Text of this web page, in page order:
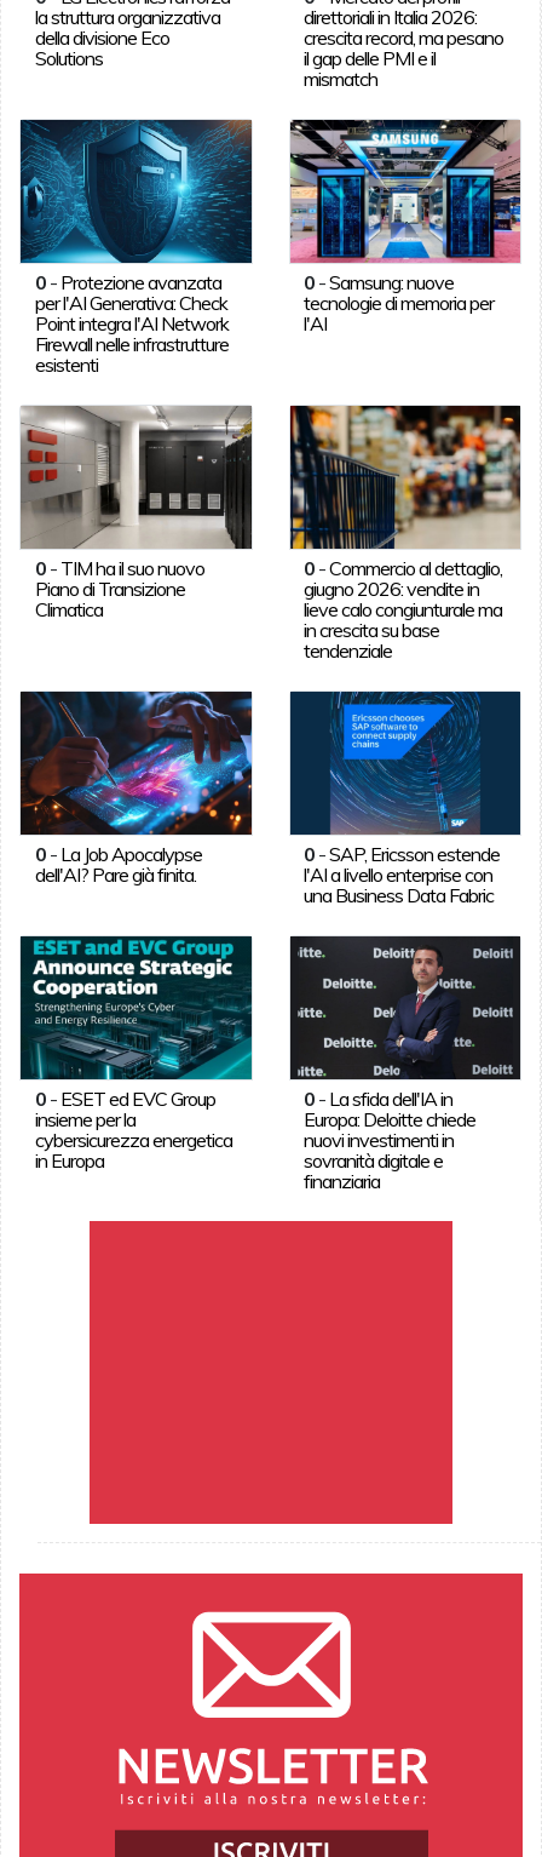
la struttura organizzativa
della divisione Eco
Solutions
direttoriali in Italia 2026:
crescita record, ma pesano
il gap delle PMI e il
mismatch
0- Protezione avanzata
per l'AI Generativa: Check
Point integra l'AI Network
Firewall nelle infrastrutture
esistenti
0 -Samsung: nuove
tecnologie di memoria per
l'AI
0- TIM ha il suo nuovo
Piano di Transizione
Climatica
0 -Commercio al dettaglio,
giugno 2026: vendite in
lieve calo congiunturale ma
in crescita su base
tendenziale
0- La Job Apocalypse
dell'AI? Pare già finita.
0 -SAP, Ericsson estende
l'AI a livello enterprise con
una Business Data Fabric
0- ESET ed EVC Group
insieme per la
cybersicurezza energetica
in Europa
0 - La sfida dell'IA in
Europa: Deloitte chiede
nuovi investimenti in
sovranità digitale e
finanziaria